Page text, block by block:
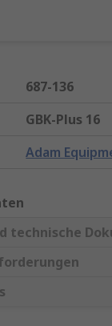
687-136
GBK-Plus 16
Adam
technische